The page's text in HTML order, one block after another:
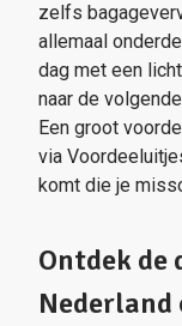
zelfs
allemaal
dag met een
naar de
Een groot
via
komt die je
Ontdek de
Nederland